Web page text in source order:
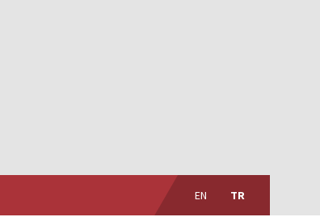
Choose
language:
EN TR